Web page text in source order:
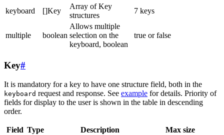
keyboard []Key
Array of Key
structures
7 keys
multiple boolean
Allows multiple
selection on the
keyboard, boolean
true or false
Key#
It is mandatory for a key to have one structure field, both in the
keyboard request and response. See example for details. Priority of
fields for display to the user is shown in the table in descending
order.
Field Type Description
Max size